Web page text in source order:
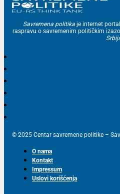
Savremena politika je internet
raspravu o savremenim političkim
© 2025 Centar savremene politike –
O nama
Kontakt
Impressum
Uslovi korišćenja